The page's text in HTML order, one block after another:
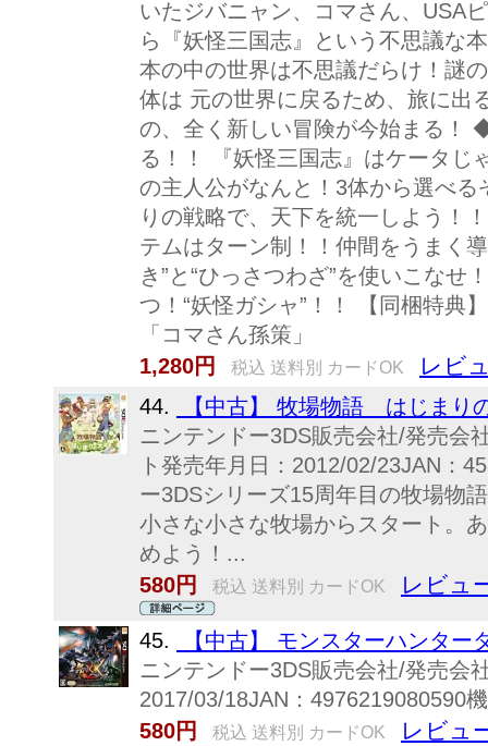
いたジバニャン、コマさん、USA
ら『妖怪三国志』という不思議な
本の中の世界は不思議だらけ！謎
体は 元の世界に戻るため、旅に出
の、全く新しい冒険が今始まる！
る！！ 『妖怪三国志』はケータじ
の主人公がなんと！3体から選べ
りの戦略で、天下を統一しよう！
テムはターン制！！仲間をうまく
き”と“ひっさつわざ”を使いこな
つ！“妖怪ガシャ”！！ 【同梱特典
「コマさん孫策」
1,280円
税込 送料別 カードOK レビ
44.
【中古】 牧場物語 はじまり
ニンテンドー3DS販売会社/発売会
ト発売年月日：2012/02/23JAN：
ー3DSシリーズ15周年目の牧場物
小さな小さな牧場からスタート。
めよう！...
580円
税込 送料別 カードOK レビュ
45.
【中古】 モンスターハンター
ニンテンドー3DS販売会社/発売会
2017/03/18JAN：4976219080590
580円
税込 送料別 カードOK レビュ